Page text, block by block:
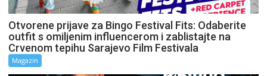
Otvorene prijave za Bingo Festival Fits: Odaberite
outfit s omiljenim influencerom i zablistajte na
Crvenom tepihu Sarajevo Film Festivala
Magazin